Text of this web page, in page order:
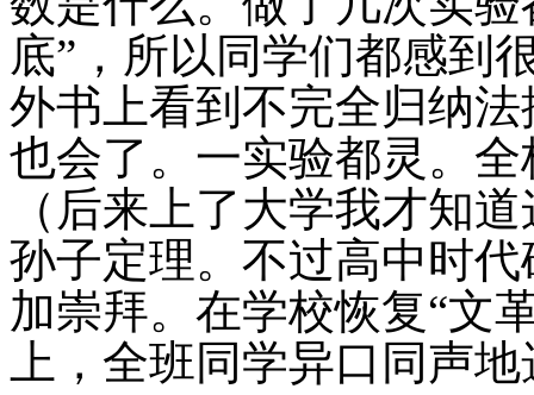
底”，所以同学们都感到
外书上看到不完全归纳
也会了。一实验都灵。
（后来上了大学我才知
孙子定理。不过高中时
加崇拜。在学校恢复“文
上，全班同学异口同声